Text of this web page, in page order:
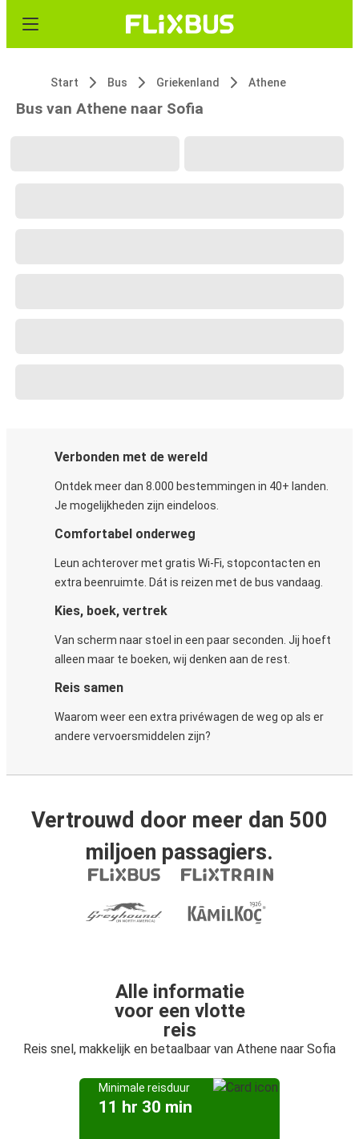
Start Bus Griekenland Athene
Bus van Athene naar Sofia
Verbonden met de wereld
Ontdek meer dan 8.000 bestemmingen in 40+ landen.
Je mogelijkheden zijn eindeloos.
Comfortabel onderweg
Leun achterover met gratis Wi-Fi, stopcontacten en
extra beenruimte. Dát is reizen met de bus vandaag.
Kies, boek, vertrek
Van scherm naar stoel in een paar seconden. Jij hoeft
alleen maar te boeken, wij denken aan de rest.
Reis samen
Waarom weer een extra privéwagen de weg op als er
andere vervoersmiddelen zijn?
Vertrouwd door meer dan 500
miljoen passagiers.
Alle informatie
voor een vlotte
reis
Reis snel, makkelijk en betaalbaar van Athene naar Sofia
Minimale reisduur
11 hr 30 min